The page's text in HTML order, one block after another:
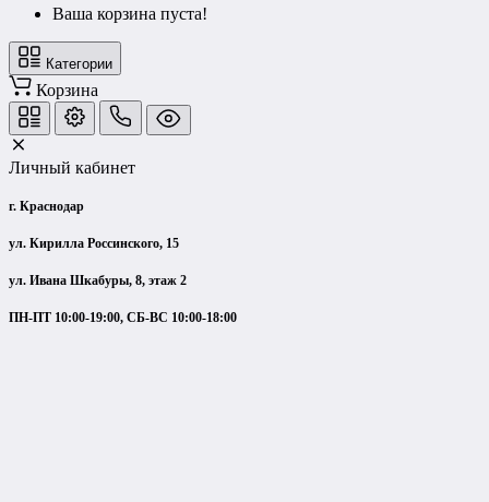
Ваша корзина пуста!
Категории
Корзина
Личный кабинет
г. Краснодар
ул. Кирилла Россинского, 15
ул. Ивана Шкабуры, 8, этаж 2
ПН-ПТ 10:00-19:00, СБ-ВС 10:00-18:00